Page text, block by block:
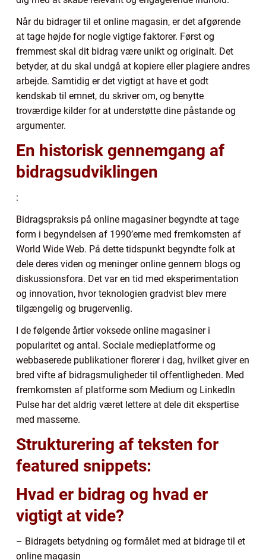
Når du bidrager til et online magasin, er det afgørende
at tage højde for nogle vigtige faktorer. Først og
fremmest skal dit bidrag være unikt og originalt. Det
betyder, at du skal undgå at kopiere eller plagiere andres
arbejde. Samtidig er det vigtigt at have et godt
kendskab til emnet, du skriver om, og benytte
troværdige kilder for at understøtte dine påstande og
argumenter.
En historisk gennemgang af
bidragsudviklingen
:
Bidragspraksis på online magasiner begyndte at tage
form i begyndelsen af 1990’erne med fremkomsten af
World Wide Web. På dette tidspunkt begyndte folk at
dele deres viden og meninger online gennem blogs og
diskussionsfora. Det var en tid med eksperimentation
og innovation, hvor teknologien gradvist blev mere
tilgængelig og brugervenlig.
I de følgende årtier voksede online magasiner i
popularitet og antal. Sociale medieplatforme og
webbaserede publikationer florerer i dag, hvilket giver en
bred vifte af bidragsmuligheder til offentligheden. Med
fremkomsten af platforme som Medium og LinkedIn
Pulse har det aldrig været lettere at dele dit ekspertise
med masserne.
Strukturering af teksten for
featured snippets:
Hvad er bidrag og hvad er
vigtigt at vide?
– Bidragets betydning og formålet med at bidrage til et
online magasin